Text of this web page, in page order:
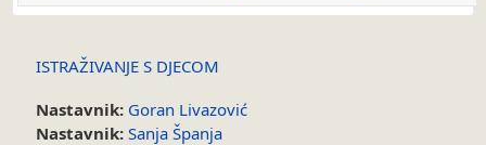
ISTRAŽIVANJE S DJECOM
Nastavnik: Goran Livazović
Nastavnik: Sanja Španja